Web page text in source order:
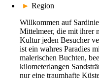
► Region
Willkommen auf
Mittelmeer, die mit ihrer
Kultur jeden Besucher
ist ein wahres Paradies
malerischen Buchten,
kilometerlangen
nur eine traumhafte